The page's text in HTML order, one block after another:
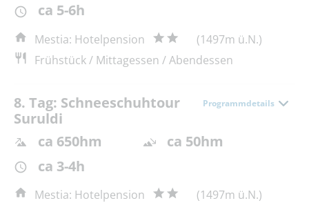
ca 5-6h
Mestia: Hotelpension
(1497m ü.N.)
Frühstück / Mittagessen / Abendessen
8. Tag: Schneeschuhtour
Suruldi
Programmdetails
ca 650hm
ca 50hm
ca 3-4h
Mestia: Hotelpension
(1497m ü.N.)